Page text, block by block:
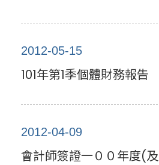
2012-05-15
101年第1季個體財務報告
2012-04-09
會計師簽證一００年度(